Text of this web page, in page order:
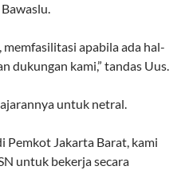
apabila ada hal-
dukungan kami,” tandas Uus.
untuk netral.
Pemkot Jakarta Barat, kami
untuk bekerja secara